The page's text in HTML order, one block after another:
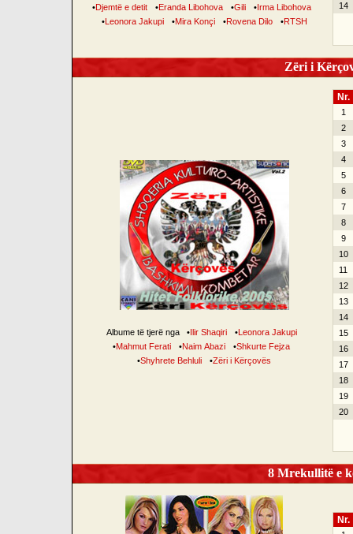
•Djemtë e detit •Eranda Libohova •Gili •Irma Libohova
•Leonora Jakupi •Mira Konçi •Rovena Dilo •RTSH
14
Zëri i
Albume të tjerë nga •Ilir Shaqiri •Leonora Jakupi
•Mahmut Ferati •Naim Abazi •Shkurte Fejza
•Shyhrete Behluli •Zëri i Kërçovës
Nr.
1
2
3
4
5
6
7
8
9
10
11
12
13
14
15
16
17
18
19
20
8 Mrekullitë e
Nr.